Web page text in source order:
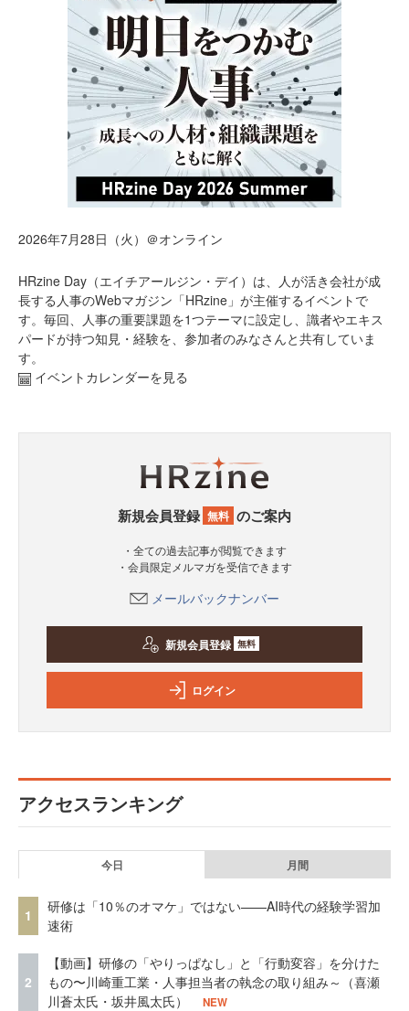
2026年7月28日（火）＠オンライン
HRzine Day（エイチアールジン・デイ）は、人が活き会社が成
長する人事のWebマガジン「HRzine」が主催するイベントで
す。毎回、人事の重要課題を1つテーマに設定し、識者やエキス
パードが持つ知見・経験を、参加者のみなさんと共有していま
す。
イベントカレンダーを見る
新規会員登録 無料 のご案内
・全ての過去記事が閲覧できます
・会員限定メルマガを受信できます
メールバックナンバー
新規会員登録 無料
ログイン
アクセスランキング
今日 月間
1
研修は「10％のオマケ」ではない——AI時代の経験学習加
速術
2
【動画】研修の「やりっぱなし」と「行動変容」を分けた
もの〜川崎重工業・人事担当者の執念の取り組み～（喜瀬
川蒼太氏・坂井風太氏）
NEW